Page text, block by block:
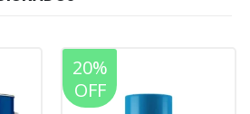
20%
OFF